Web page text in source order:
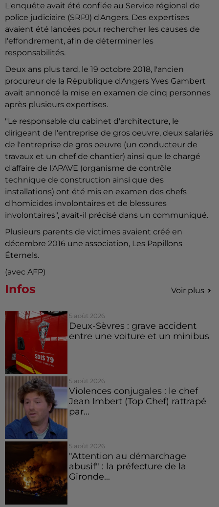
L'enquête avait été confiée au Service régional de
police judiciaire (SRPJ) d'Angers. Des expertises
avaient été lancées pour rechercher les causes de
l'effondrement, afin de déterminer les
responsabilités.
Deux ans plus tard, le 19 octobre 2018, l'ancien
procureur de la République d'Angers Yves Gambert
avait annoncé la mise en examen de cinq personnes
après plusieurs expertises.
"Le responsable du cabinet d'architecture, le
dirigeant de l'entreprise de gros oeuvre, deux salariés
de l'entreprise de gros oeuvre (un conducteur de
travaux et un chef de chantier) ainsi que le chargé
d'affaire de l'APAVE (organisme de contrôle
technique de construction ainsi que des
installations) ont été mis en examen des chefs
d'homicides involontaires et de blessures
involontaires", avait-il précisé dans un communiqué.
Plusieurs parents de victimes avaient créé en
décembre 2016 une association, Les Papillons
Éternels.
(avec AFP)
Infos Voir plus
5 août 2026
Deux-Sèvres : grave accident
entre une voiture et un minibus
5 août 2026
Violences conjugales : le chef
Jean Imbert (Top Chef) rattrapé
par...
5 août 2026
"Attention au démarchage
abusif" : la préfecture de la
Gironde...